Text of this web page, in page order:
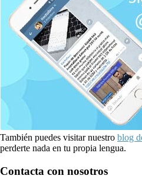
También puedes visitar nuestro blog
perderte nada en tu propia lengua.
Contacta con nosotros